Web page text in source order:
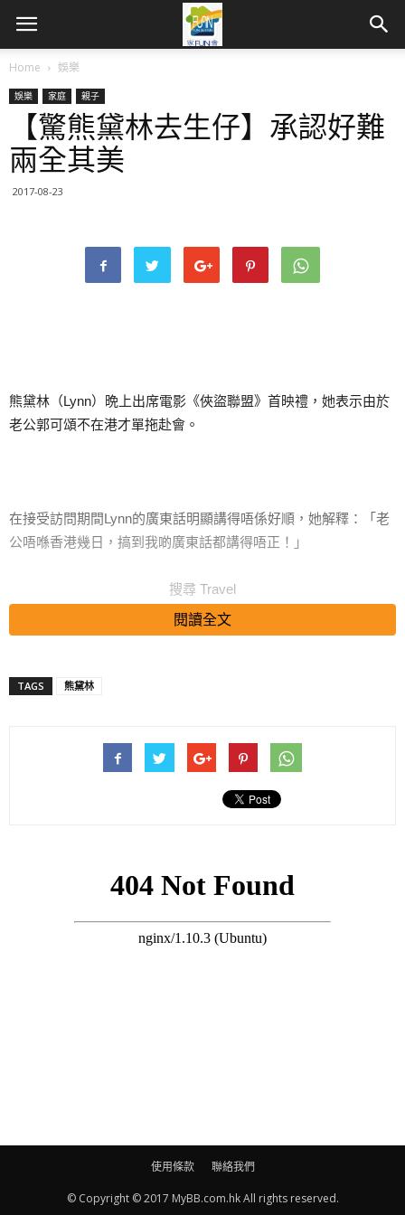
Home 娛樂
娛樂 家庭 親子
【驚熊黛林去生仔】承認好難
兩全其美
2017-08-23
熊黛林（Lynn）晩上出席電影《俠盜聯盟》首映禮，她表示由於
老公郭可頌不在港才單拖赴會。
在接受訪問期間Lynn的廣東話明顯講得唔係好順，她解釋：「老
公唔喺香港幾日，搞到我啲廣東話都講得唔正！」
搜尋 Travel
談及工作，Lynn表示尚未有新戲開拍，但Keep住工作：「可能去
問到籌備生仔，Lynn就話：「啲人就係驚我生仔，冇人搵！不
閱讀全文
TAGS 熊黛林
使用條款 聯絡我們
© Copyright © 2017 MyBB.com.hk All rights reserved.